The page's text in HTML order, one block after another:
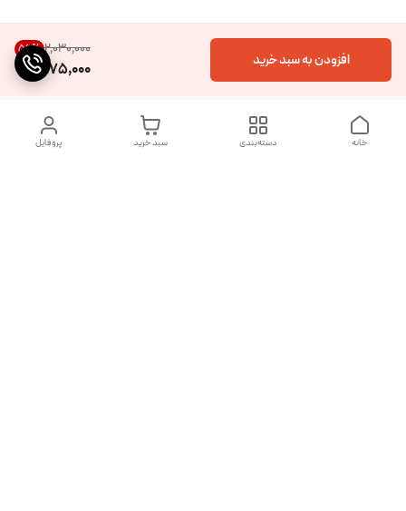
۲٬۰۳۰٬۰۰۰ 56%
875,000 افزودن به سبد خرید
پروفایل سبد خرید دسته‌بندی خانه